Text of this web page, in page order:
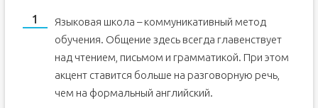
Языковая школа – коммуникативный метод
обучения. Общение здесь всегда главенствует
над чтением, письмом и грамматикой. При этом
акцент ставится больше на разговорную речь,
чем на формальный английский.